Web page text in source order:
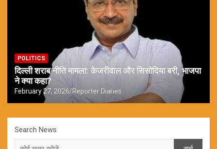
POLITICS
दिल्ली शराब नीति मामला: केजरीवाल और सिसोदिया बरी, भाजपा
ने क्या कहा?
February 27, 2026 Reporter Diaries
Search News